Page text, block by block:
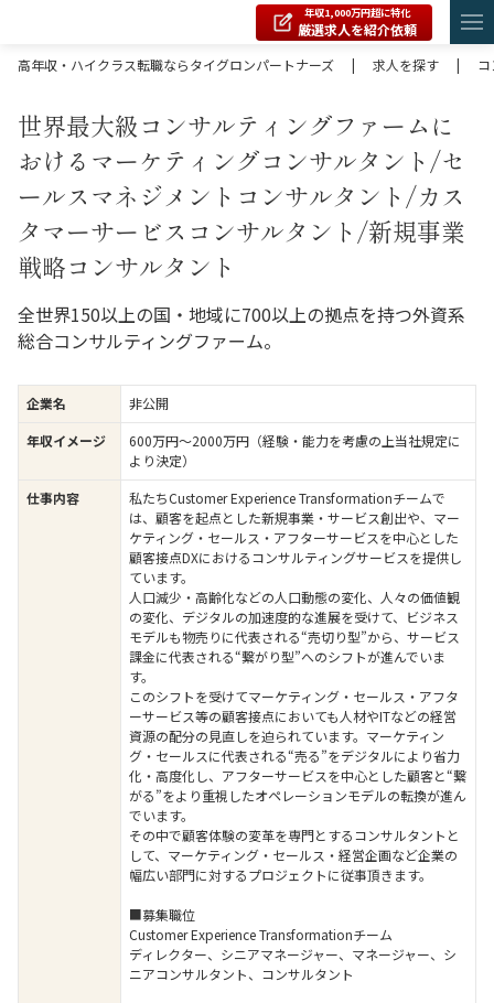
年収1,000万円超に特化
厳選求人を紹介依頼
高年収・ハイクラス転職ならタイグロンパートナーズ
| 求人を探す |
世界最大級コンサルティングファームに
おけるマーケティングコンサルタント/セ
ールスマネジメントコンサルタント/カス
タマーサービスコンサルタント/新規事業
戦略コンサルタント
全世界150以上の国・地域に700以上の拠点を持つ外資系
総合コンサルティングファーム。
企業名
非公開
年収イメージ
600万円〜2000万円（経験・能力を考慮の上当社規定に
より決定）
仕事内容
私たちCustomer Experience Transformationチームで
は、顧客を起点とした新規事業・サービス創出や、マー
ケティング・セールス・アフターサービスを中心とした
顧客接点DXにおけるコンサルティングサービスを提供し
ています。
人口減少・高齢化などの人口動態の変化、人々の価値観
の変化、デジタルの加速度的な進展を受けて、ビジネス
モデルも物売りに代表される“売切り型”から、サービス
課金に代表される“繋がり型”へのシフトが進んでいま
す。
このシフトを受けてマーケティング・セールス・アフタ
ーサービス等の顧客接点においても人材やITなどの経営
資源の配分の見直しを迫られています。マーケティン
グ・セールスに代表される“売る”をデジタルにより省力
化・高度化し、アフターサービスを中心とした顧客と“繋
がる”をより重視したオペレーションモデルの転換が進ん
でいます。
その中で顧客体験の変革を専門とするコンサルタントと
して、マーケティング・セールス・経営企画など企業の
幅広い部門に対するプロジェクトに従事頂きます。
■募集職位
Customer Experience Transformationチーム
ディレクター、シニアマネージャー、マネージャー、シ
ニアコンサルタント、コンサルタント